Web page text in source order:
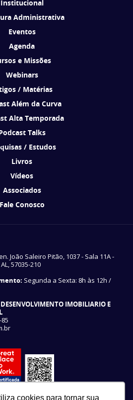
cookies para tornar sua
Institucional
Administrativa
Eventos
Agenda
e Missões
Webinars
/ Matérias
Além da Curva
Alta Temporada
Talks
/ Estudos
Livros
Vídeos
Associados
Fale Conosco
João Saleiro Pitão, 1037 - Sala 11A -
57035-210
Segunda a Sexta: 8h às 12h /
IMOBILIARIO E